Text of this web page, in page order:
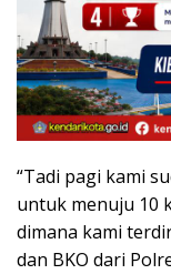
“Tadi pagi kami
untuk menuju 10
dimana kami
dan BKO dari